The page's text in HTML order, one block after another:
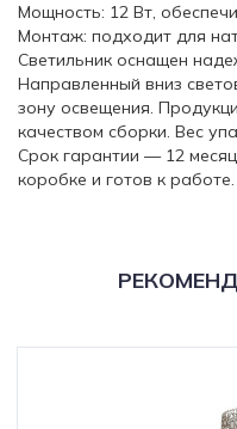
Мощность: 12 Вт,
Монтаж: подходит для
Светильник оснащен
Направленный вниз
зону освещения.
качеством сборки. Вес
Срок гарантии — 12
коробке и готов к работе.